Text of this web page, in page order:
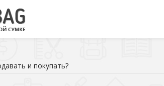
и покупать?